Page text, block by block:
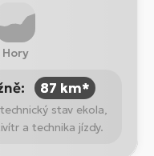
Hory
87 km*
stav ekola,
a technika jízdy.